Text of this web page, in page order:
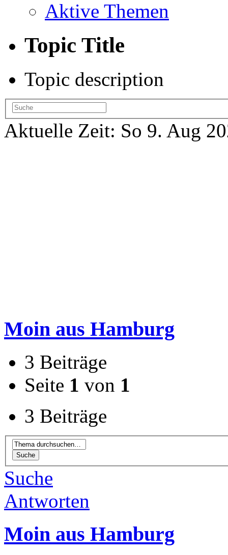
Aktive Themen
Topic Title
Topic description
Aktuelle Zeit: So 9. Aug
Moin aus Hamburg
3 Beiträge
Seite 1 von 1
3 Beiträge
Suche
Suche
Antworten
Moin aus Hamburg